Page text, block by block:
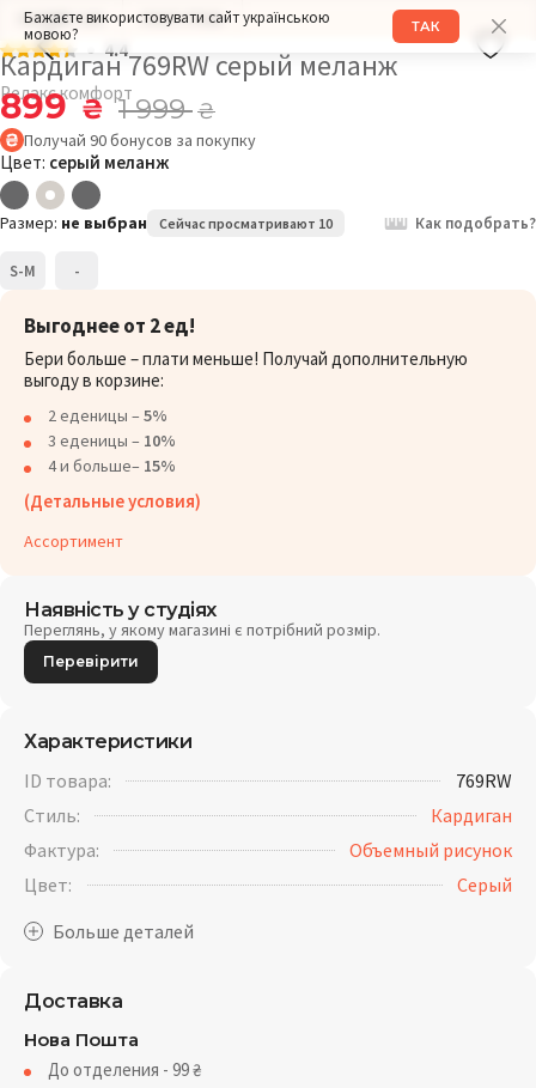
Бажаєте використовувати сайт українською
мовою?
ТАК
РАЗМЕР: S-M РОСТ: 171СМ
4.4
Кардиган 769RW серый меланж
Релакс комфорт
899₴ 1 999₴
Получай 90бонусов за покупку
Цвет: серый меланж
Размер: не выбран Сейчас просматривают 10 Как подобрать?
S-M -
Выгоднее от 2 ед!
Бери больше – плати меньше! Получай дополнительную
выгоду в корзине:
2 еденицы – 5%
3 еденицы – 10%
4 и больше– 15%
(Детальные условия)
Ассортимент
Наявність у студіях
Переглянь, у якому магазині є потрібний розмір.
Перевірити
Характеристики
ID товара:
769RW
Стиль:
Кардиган
Фактура:
Объемный рисунок
Цвет:
Серый
Доставка
Нова Пошта
До отделения - 99₴